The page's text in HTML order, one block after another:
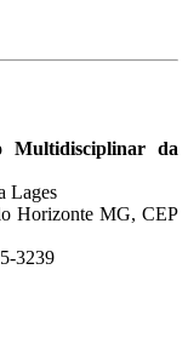
Multidisciplinar da
Lages
Horizonte MG, CEP
3239